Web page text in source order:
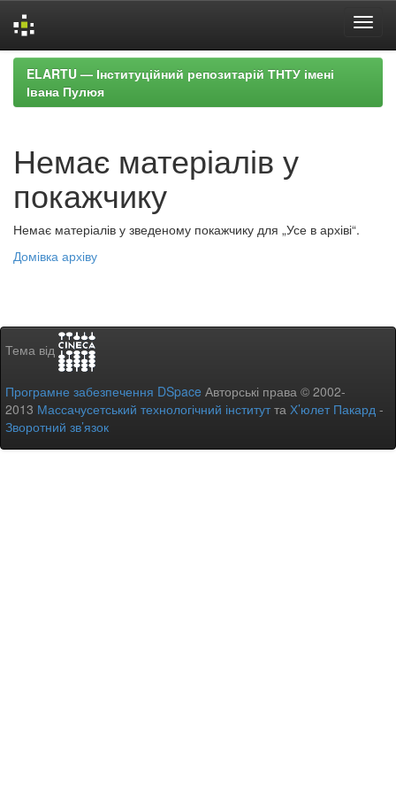
Skip
navigation
ELARTU — Інституційний репозитарій ТНТУ імені
Івана Пулюя
Немає матеріалів у
покажчику
Немає матеріалів у зведеному покажчику для „Усе в архіві“.
Домівка архіву
Тема від
Програмне забезпечення DSpace Авторські права © 2002-
2013 Массачусетський технологічний інститутта Х’юлет Пакард -
Зворотний зв’язок